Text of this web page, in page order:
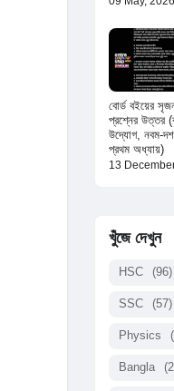
বোর্ড বইয়ের
প্রশ্নের উত্তর
উদ্যোগ, নবম-
প্রথম অধ্যায়)
13
খুঁজে দেখুন
HSC (96)
SSC (57)
Physics
Bangla